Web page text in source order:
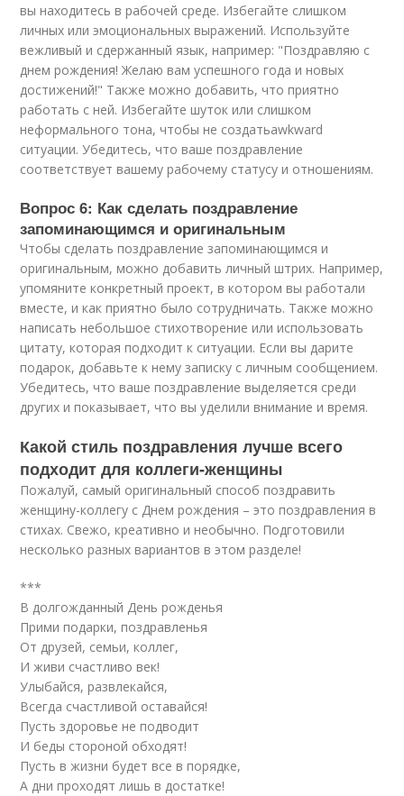
вы находитесь в рабочей среде. Избегайте слишком
личных или эмоциональных выражений. Используйте
вежливый и сдержанный язык, например: "Поздравляю с
днем рождения! Желаю вам успешного года и новых
достижений!" Также можно добавить, что приятно
работать с ней. Избегайте шуток или слишком
неформального тона, чтобы не создатьawkward
ситуации. Убедитесь, что ваше поздравление
соответствует вашему рабочему статусу и отношениям.
Вопрос 6: Как сделать поздравление
запоминающимся и оригинальным
Чтобы сделать поздравление запоминающимся и
оригинальным, можно добавить личный штрих. Например,
упомяните конкретный проект, в котором вы работали
вместе, и как приятно было сотрудничать. Также можно
написать небольшое стихотворение или использовать
цитату, которая подходит к ситуации. Если вы дарите
подарок, добавьте к нему записку с личным сообщением.
Убедитесь, что ваше поздравление выделяется среди
других и показывает, что вы уделили внимание и время.
Какой стиль поздравления лучше всего
подходит для коллеги-женщины
Пожалуй, самый оригинальный способ поздравить
женщину-коллегу с Днем рождения – это поздравления в
стихах. Свежо, креативно и необычно. Подготовили
несколько разных вариантов в этом разделе!
***
В долгожданный День рожденья
Прими подарки, поздравленья
От друзей, семьи, коллег,
И живи счастливо век!
Улыбайся, развлекайся,
Всегда счастливой оставайся!
Пусть здоровье не подводит
И беды стороной обходят!
Пусть в жизни будет все в порядке,
А дни проходят лишь в достатке!